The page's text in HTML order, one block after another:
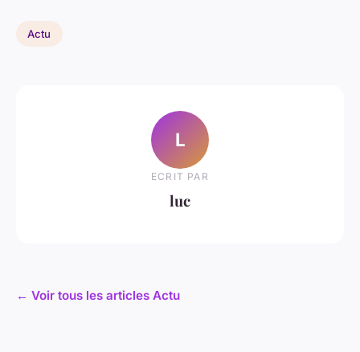
Actu
L
ECRIT PAR
luc
← Voir tous les articles Actu